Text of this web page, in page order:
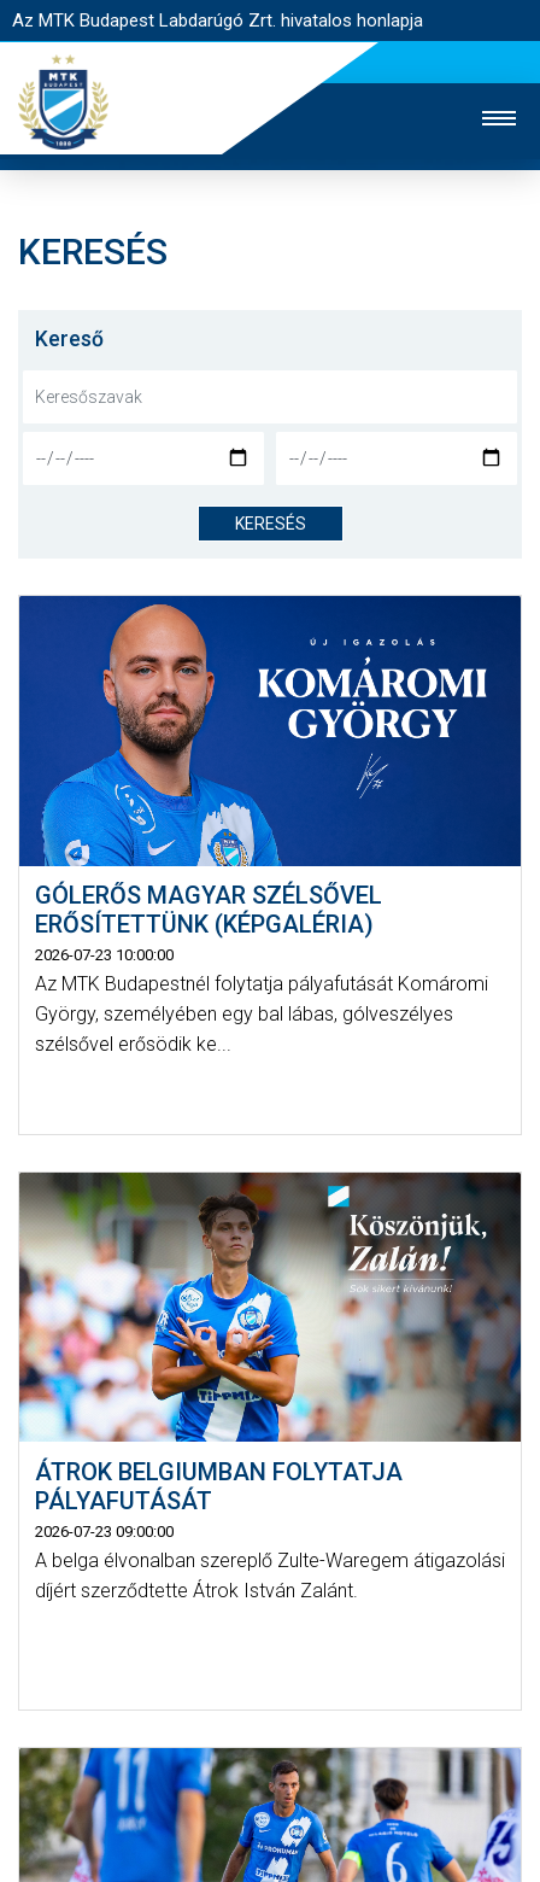
Az MTK Budapest Labdarúgó Zrt. hivatalos honlapja
JEGYÉRTÉKESÍTÉS
NYITÓLAP
CSAPATOK
GALÉRIA
SZURKOLÓI ÉLMÉNYEK
KERESÉS
Kereső
KERESÉS
GÓLERŐS MAGYAR SZÉLSŐVEL
ERŐSÍTETTÜNK (KÉPGALÉRIA)
2026-07-23 10:00:00
Az MTK Budapestnél folytatja pályafutását Komáromi
György, személyében egy bal lábas, gólveszélyes
szélsővel erősödik ke...
ÁTROK BELGIUMBAN FOLYTATJA
PÁLYAFUTÁSÁT
2026-07-23 09:00:00
A belga élvonalban szereplő Zulte-Waregem átigazolási
díjért szerződtette Átrok István Zalánt.